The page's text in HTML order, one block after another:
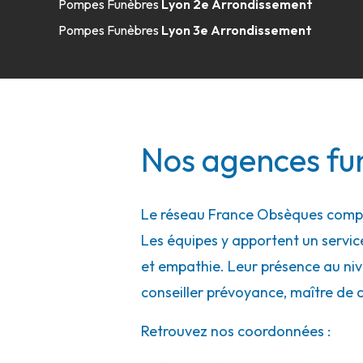
10 Avenue Du Crottay -69330 Meyzieu
Consulter l'agence
Pompes Funèbres Viollet - Meyzieu
Consulter l'agence 04 78 04 10 15
A votre écoute 24h/24 7j/7
Pompes Funèbres Lyon 2e Arrondissement
Pompes Funèbres Lyon 3e Arrondissement
Nos agences
Le réseau France Obsèques
Les équipes y apportent un
et empathie. Leur présence au
conseiller prévoyance, maître de
Retrouvez nos coordonnées :